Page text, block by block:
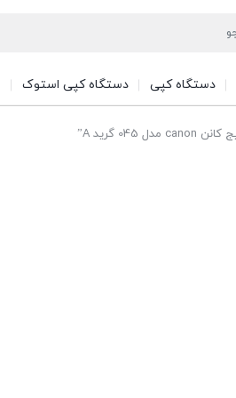
دستگاه کپی دستگاه کپی استوک